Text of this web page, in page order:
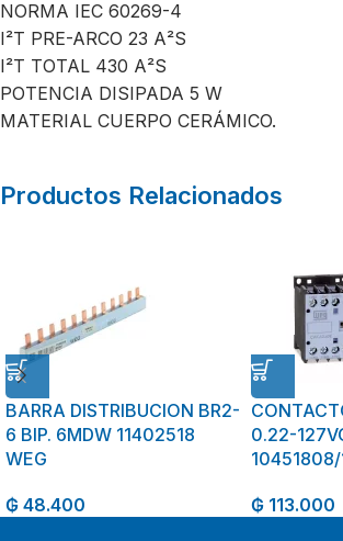
NORMA IEC 60269-4
I²T PRE-ARCO 23 A²S
I²T TOTAL 430 A²S
POTENCIA DISIPADA 5 W
MATERIAL CUERPO CERÁMICO.
Productos Relacionados
BARRA DISTRIBUCION BR2-
6 BIP. 6MDW 11402518
WEG
₲ 48.400
0.22-
₲ 113.000